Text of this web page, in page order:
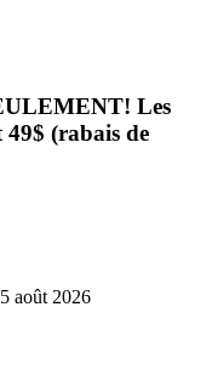
Les
49$ (rabais de
5 août 2026